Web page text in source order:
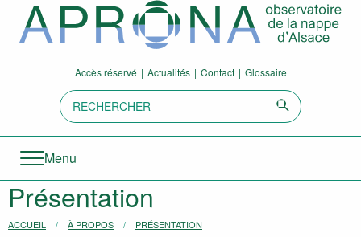
Aller directement à la navigation
Aller directement au contenu
Accès réservé Actualités Contact Glossaire
Recherche:
Envoyer
Menu
Présentation
Vous êtes ici :
ACCUEIL À PROPOS PRÉSENTATION